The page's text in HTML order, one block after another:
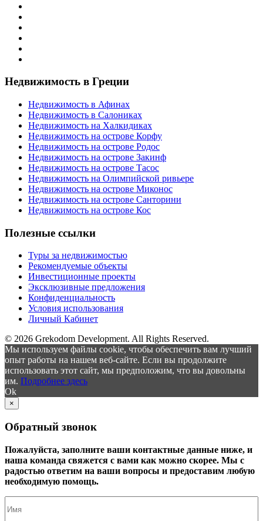
Недвижимость в Греции
Недвижимость в Афинах
Недвижимость в Салониках
Недвижимость на Халкидиках
Недвижимость на острове Корфу
Недвижимость на острове Родос
Недвижимость на острове Закинф
Недвижимость на острове Тасос
Недвижимость на Олимпийской ривьере
Недвижимость на острове Миконос
Недвижимость на острове Санторини
Недвижимость на острове Кос
Полезные ссылки
Туры за недвижимостью
Рекомендуемые объекты
Инвестиционные проекты
Эксклюзивные предложения
Конфиденциальность
Условия использования
Личный Кабинет
© 2026 Grekodom Development. All Rights Reserved.
Мы используем файлы cookie, чтобы обеспечить вам лучший
опыт работы на нашем веб-сайте. Если вы продолжите
использовать этот сайт, мы предположим, что вы довольны
им. Подробнее здесь
Ok
×
Обратный звонок
Пожалуйста, заполните ваши контактные данные ниже, и
наша команда свяжется с вами как можно скорее. Мы с
радостью ответим на ваши вопросы и предоставим любую
необходимую помощь.